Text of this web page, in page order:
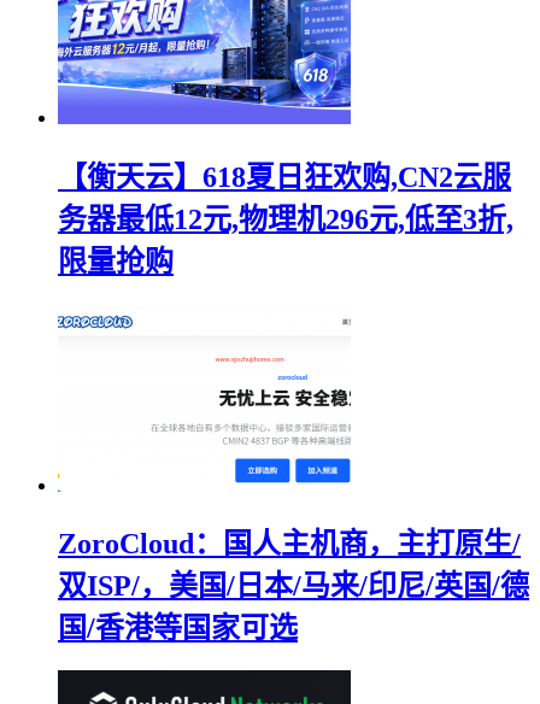
【衡天云】618夏日狂欢购,CN2云服
务器最低12元,物理机296元,低至3折,
限量抢购
ZoroCloud：国人主机商，主打原生/
双ISP/，美国/日本/马来/印尼/英国/德
国/香港等国家可选